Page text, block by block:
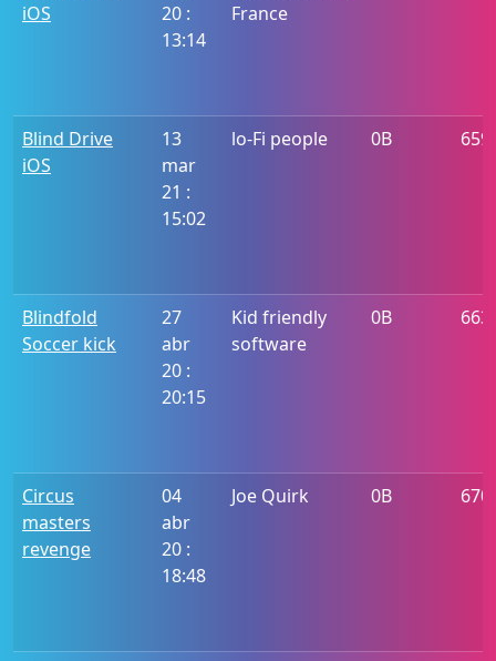
iOS
20 :
13:14
France
Blind Drive
iOS
13
mar
21 :
15:02
lo-Fi people 0B 659
Blindfold
Soccer kick
27
abr
20 :
20:15
Kid friendly
software
0B 663
Circus
masters
revenge
04
abr
20 :
18:48
Joe Quirk 0B 670